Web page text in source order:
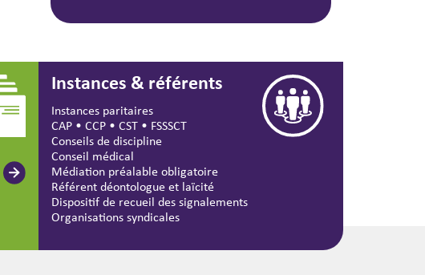
Instances & référents
Instances paritaires
CAP • CCP • CST • FSSSCT
Conseils de discipline
Conseil médical
Médiation préalable obligatoire
Référent déontologue et laïcité
Dispositif de recueil des signalements
Organisations syndicales